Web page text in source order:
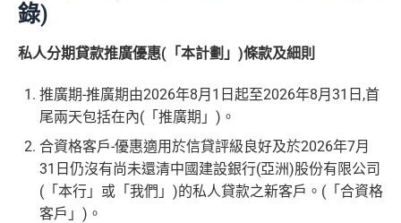
錄)
私人分期貸款推廣優惠(「本計劃」)條款及細則
推廣期-推廣期由2026年8月1日起至2026年8月31日,首
尾兩天包括在內(「推廣期」)。
合資格客戶-優惠適用於信貸評級良好及於2026年7月
31日仍沒有尚未還清中國建設銀行(亞洲)股份有限公司
(「本行」或「我們」)的私人貸款之新客戶。(「合資格
客戶」)。